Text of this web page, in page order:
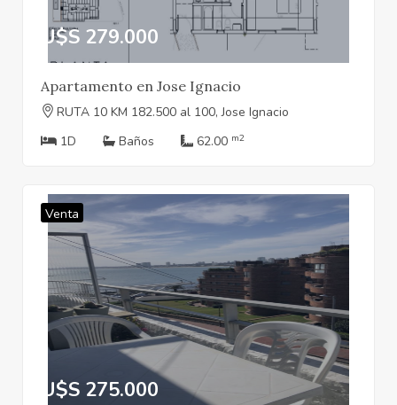
U$S 279.000
Apartamento en Jose Ignacio
RUTA 10 KM 182.500 al 100, Jose Ignacio
1D
Baños 62.00 m2
Venta
U$S 275.000